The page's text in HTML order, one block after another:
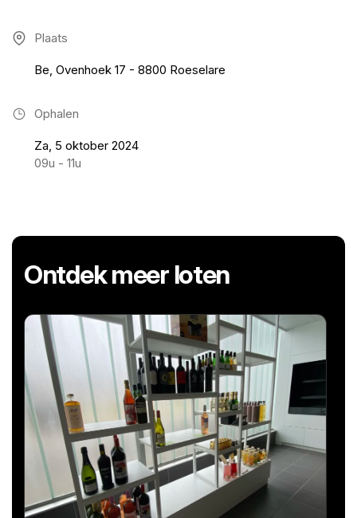
Plaats
Be, Ovenhoek 17 - 8800 Roeselare
Ophalen
Za, 5 oktober 2024
09u - 11u
Ontdek meer loten